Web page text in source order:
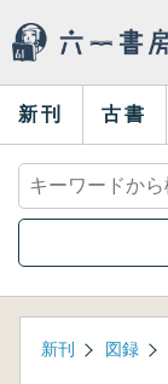
新刊 古書
新刊 図録